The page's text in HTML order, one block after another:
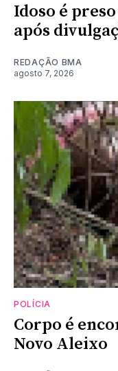
Idoso é
após
REDAÇÃO BMA
agosto 7, 2026
POLÍCIA
Corpo é
Novo Aleixo